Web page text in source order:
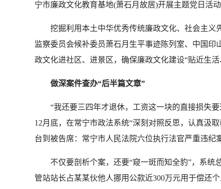
宁市廉政文化教育基地(萧石月故居)开展主题党日活
挖掘利用本土中华优秀传统廉政文化、社会主义
监察委员会候补委员萧石月生平事迹陈列室、中国
政文化进社区、进景区，确保廉政文化建设“贴近生
做深案件查办“后半篇文章”
“我还要三四年才退休，工资这一块的直接损失要
12月底，在常宁市政法系统“深刻对照反思，认真汲
台到被告席：常宁市人民法院六位执行法官严重违
不仅要剖析个案，还要“窥一斑而知全豹”，系统
管站站长占某某伙他人挪用公款近300万元用于偿还